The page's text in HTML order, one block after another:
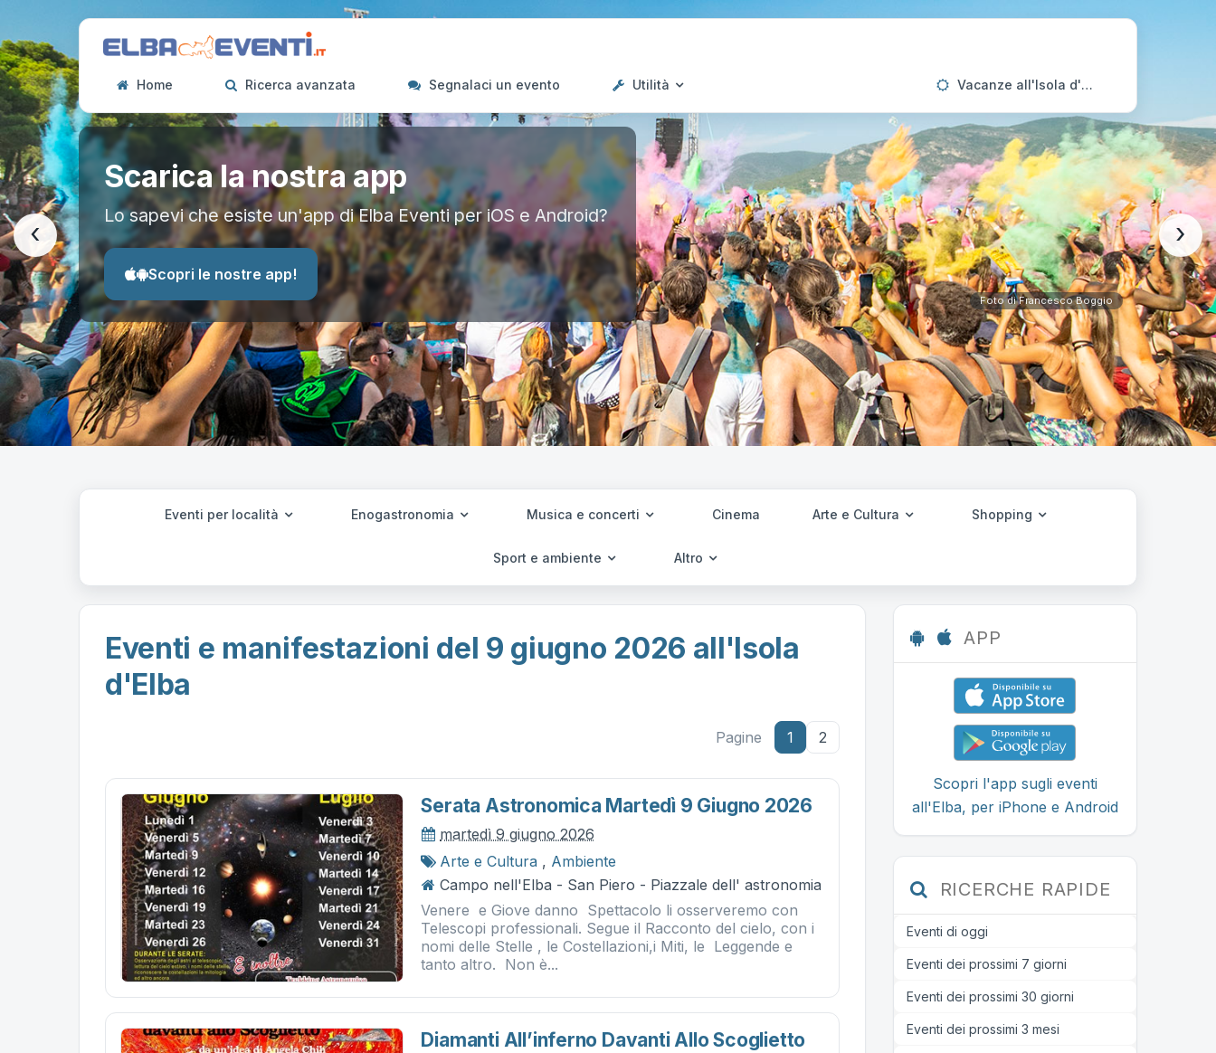
Home Ricerca avanzata Segnalaci un evento Utilità Vacanze all'Isola d'Elba
Scarica la nostra app
Lo sapevi che esiste un'app di Elba Eventi per iOS e Android?
Scopri le nostre app!
Foto di Francesco Boggio
‹ ›
Eventi per località Enogastronomia Musica e concerti Cinema Arte e Cultura Shopping
Sport e ambiente Altro
Eventi e manifestazioni del 9 giugno 2026 all'Isola
d'Elba
Pagine 1 2
Serata Astronomica Martedì 9 Giugno 2026
martedì 9 giugno 2026
Arte e Cultura , Ambiente
Campo nell'Elba - San Piero - Piazzale dell' astronomia
Venere e Giove danno Spettacolo li osserveremo con
Telescopi professionali. Segue il Racconto del cielo, con i
nomi delle Stelle , le Costellazioni,i Miti, le Leggende e
tanto altro. Non è...
Diamanti All’inferno Davanti Allo Scoglietto
APP
Scopri l'app sugli eventi
all'Elba, per iPhone e Android
RICERCHE RAPIDE
Eventi di oggi
Eventi dei prossimi 7 giorni
Eventi dei prossimi 30 giorni
Eventi dei prossimi 3 mesi